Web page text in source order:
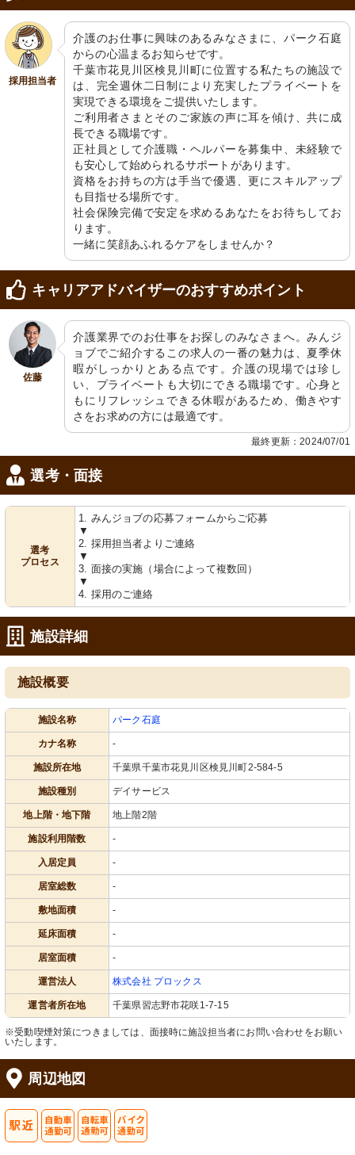
採用担当者
介護のお仕事に興味のあるみなさまに、パーク石庭
からの心温まるお知らせです。
千葉市花見川区検見川町に位置する私たちの施設で
は、完全週休二日制により充実したプライベートを
実現できる環境をご提供いたします。
ご利用者さまとそのご家族の声に耳を傾け、共に成
長できる職場です。
正社員として介護職・ヘルパーを募集中、未経験で
も安心して始められるサポートがあります。
資格をお持ちの方は手当で優遇、更にスキルアップ
も目指せる場所です。
社会保険完備で安定を求めるあなたをお待ちしてお
ります。
一緒に笑顔あふれるケアをしませんか？
キャリアアドバイザーのおすすめポイント
佐藤
介護業界でのお仕事をお探しのみなさまへ。みんジ
ョブでご紹介するこの求人の一番の魅力は、夏季休
暇がしっかりとある点です。介護の現場では珍し
い、プライベートも大切にできる職場です。心身と
もにリフレッシュできる休暇があるため、働きやす
さをお求めの方には最適です。
最終更新：2024/07/01
選考・面接
選考
プロセス
1. みんジョブの応募フォームからご応募
▼
2. 採用担当者よりご連絡
▼
3. 面接の実施（場合によって複数回）
▼
4. 採用のご連絡
施設詳細
施設概要
施設名称 パーク石庭
カナ名称 -
施設所在地 千葉県千葉市花見川区検見川町2-584-5
施設種別 デイサービス
地上階・地下階 地上階2階
施設利用階数 -
入居定員 -
居室総数 -
敷地面積 -
延床面積 -
居室面積 -
運営法人 株式会社 プロックス
運営者所在地 千葉県習志野市花咲1-7-15
※受動喫煙対策につきましては、面接時に施設担当者にお問い合わせをお願い
いたします。
周辺地図